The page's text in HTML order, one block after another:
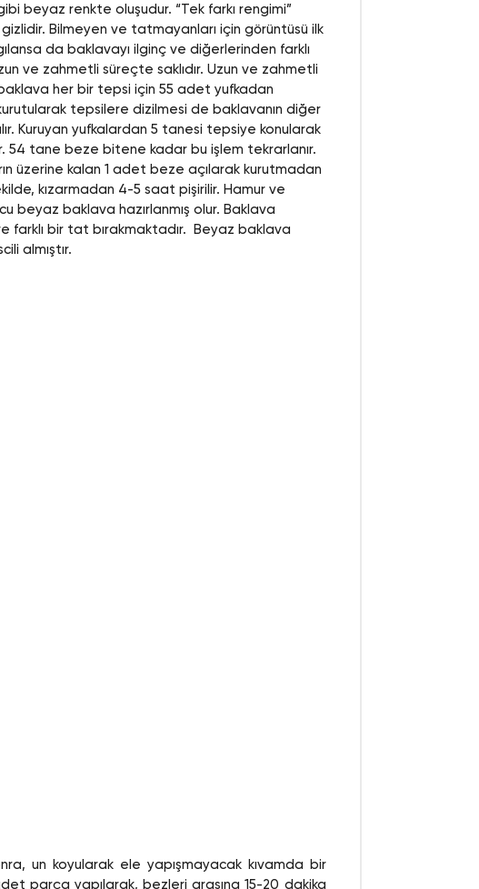
beyaz renkte oluşudur. “Tek farkı rengimi”
Bilmeyen ve tatmayanları için görüntüsü ilk
da baklavayı ilginç ve diğerlerinden farklı
ve zahmetli süreçte saklıdır. Uzun ve zahmetli
her bir tepsi için 55 adet yufkadan
tepsilere dizilmesi de baklavanın diğer
Kuruyan yufkalardan 5 tanesi tepsiye konularak
54 tane beze bitene kadar bu işlem tekrarlanır.
üzerine kalan 1 adet beze açılarak kurutmadan
kızarmadan 4-5 saat pişirilir. Hamur ve
beyaz baklava hazırlanmış olur. Baklava
farklı bir tat bırakmaktadır. Beyaz baklava
almıştır.
un koyularak ele yapışmayacak kıvamda bir
parça yapılarak, bezleri arasına 15-20 dakika